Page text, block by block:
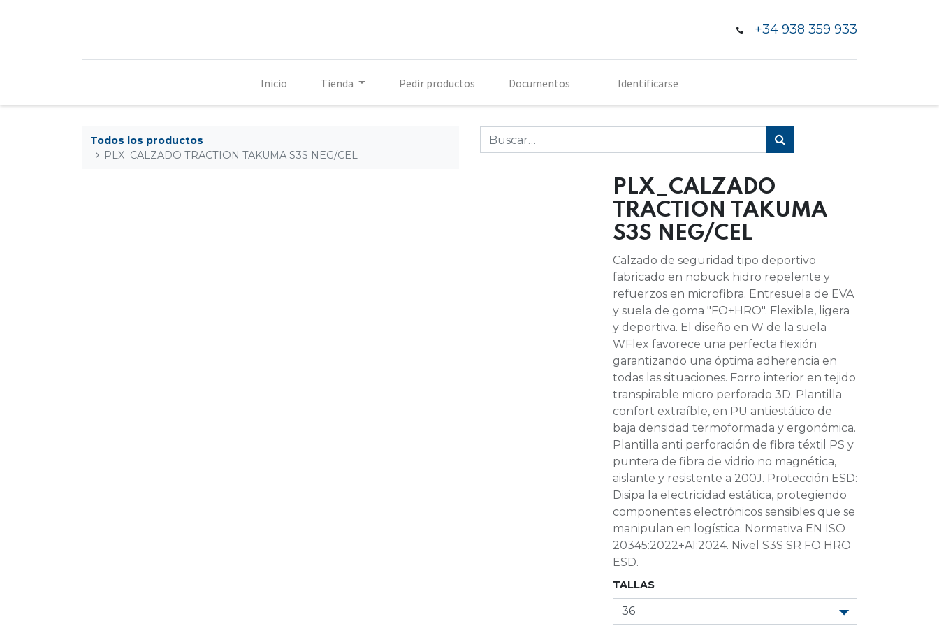
+34 938 359 933
Inicio Tienda Pedir productos Documentos Identificarse
Todos los productos
PLX_CALZADO TRACTION TAKUMA S3S NEG/CEL
PLX_CALZADO
TRACTION TAKUMA
S3S NEG/CEL
Calzado de seguridad tipo deportivo
fabricado en nobuck hidro repelente y
refuerzos en microfibra. Entresuela de EVA
y suela de goma "FO+HRO". Flexible, ligera
y deportiva. El diseño en W de la suela
WFlex favorece una perfecta flexión
garantizando una óptima adherencia en
todas las situaciones. Forro interior en tejido
transpirable micro perforado 3D. Plantilla
confort extraíble, en PU antiestático de
baja densidad termoformada y ergonómica.
Plantilla anti perforación de fibra téxtil PS y
puntera de fibra de vidrio no magnética,
aislante y resistente a 200J. Protección ESD:
Disipa la electricidad estática, protegiendo
componentes electrónicos sensibles que se
manipulan en logística. Normativa EN ISO
20345:2022+A1:2024. Nivel S3S SR FO HRO
ESD.
TALLAS